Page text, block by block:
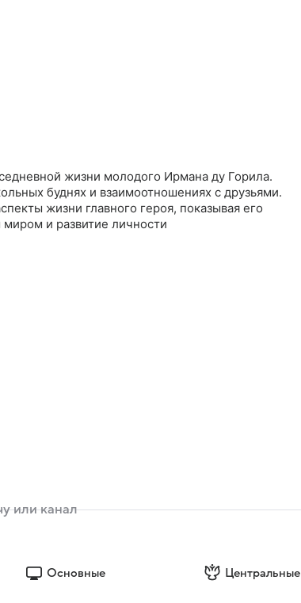
жизни молодого Ирмана ду Горила.
буднях и взаимоотношениях с друзьями.
жизни главного героя, показывая его
и развитие личности
Основные Центральные